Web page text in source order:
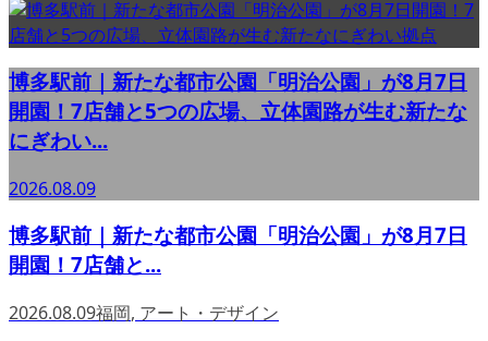
博多駅前｜新たな都市公園「明治公園」が8月7日
開園！7店舗と5つの広場、立体園路が生む新たな
にぎわい...
2026.08.09
博多駅前｜新たな都市公園「明治公園」が8月7日
開園！7店舗と...
2026.08.09福岡, アート・デザイン